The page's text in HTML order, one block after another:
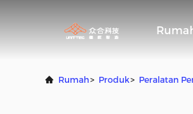
Rumah> Produk> Peralatan